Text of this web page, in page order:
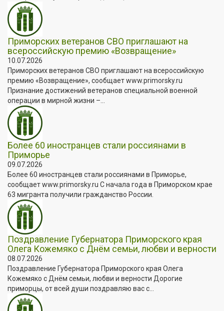
Приморских ветеранов СВО приглашают на
всероссийскую премию «Возвращение»
10.07.2026
Приморских ветеранов СВО приглашают на всероссийскую
премию «Возвращение», сообщает www.primorsky.ru
Признание достижений ветеранов специальной военной
операции в мирной жизни –...
Более 60 иностранцев стали россиянами в
Приморье
09.07.2026
Более 60 иностранцев стали россиянами в Приморье,
сообщает www.primorsky.ru С начала года в Приморском крае
63 мигранта получили гражданство России.
Поздравление Губернатора Приморского края
Олега Кожемяко с Днём семьи, любви и верности
08.07.2026
Поздравление Губернатора Приморского края Олега
Кожемяко с Днём семьи, любви и верности Дорогие
приморцы, от всей души поздравляю вас с...